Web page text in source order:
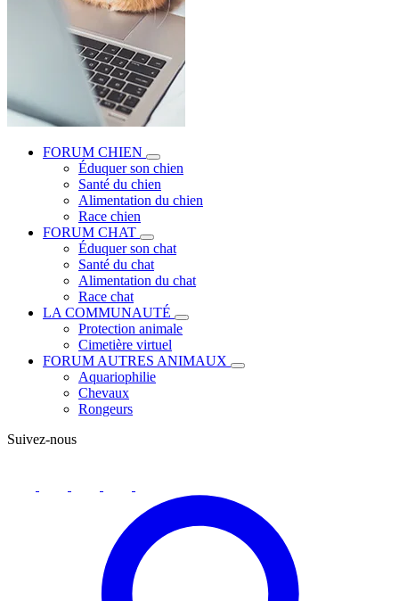
FORUM CHIEN
Éduquer son chien
Santé du chien
Alimentation du chien
Race chien
FORUM CHAT
Éduquer son chat
Santé du chat
Alimentation du chat
Race chat
LA COMMUNAUTÉ
Protection animale
Cimetière virtuel
FORUM AUTRES ANIMAUX
Aquariophilie
Chevaux
Rongeurs
Suivez-nous